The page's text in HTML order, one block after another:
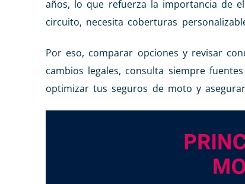
años, lo que refuerza la importancia de
circuito, necesita coberturas
Por eso, comparar opciones y revisar
cambios legales, consulta siempre
optimizar tus seguros de moto y